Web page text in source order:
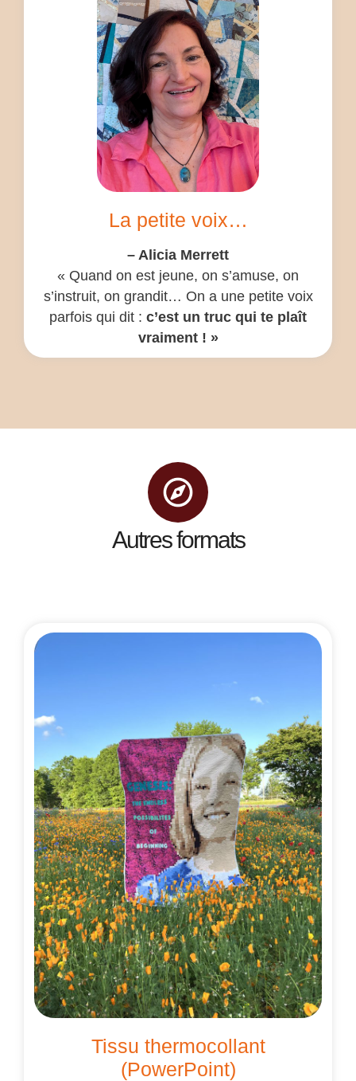
La petite voix…
– Alicia Merrett
« Quand on est jeune, on s’amuse, on
s’instruit, on grandit… On a une petite voix
parfois qui dit : c’est un truc qui te plaît
vraiment ! »
Autres formats
Tissu thermocollant
(PowerPoint)